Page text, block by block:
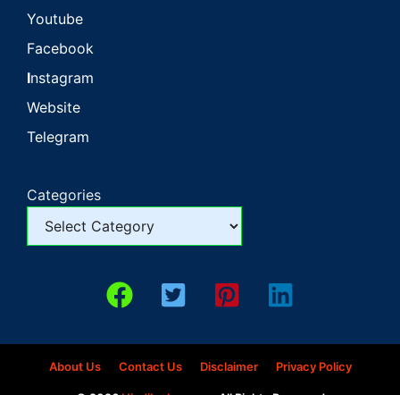
Youtube
Facebook
Instagram
Website
Telegram
Categories
About Us Contact Us Disclaimer Privacy Policy